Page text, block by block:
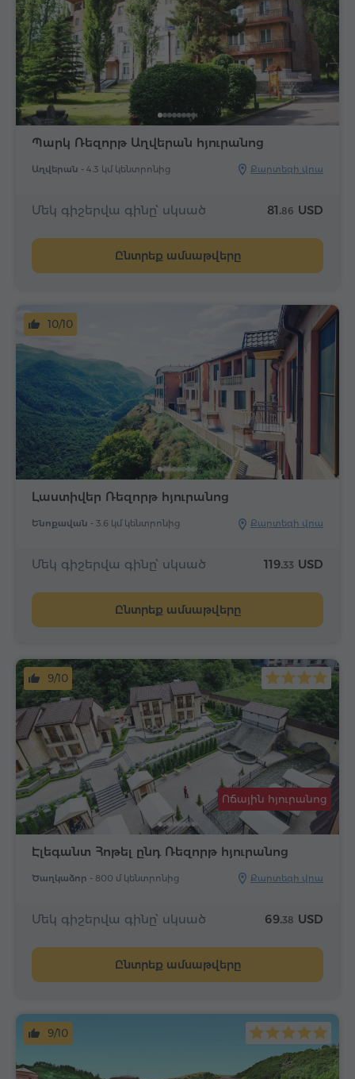
Պարկ Ռեզորթ Աղվերան հյուրանոց
Աղվերան - 4.3 կմ կենտրոնից Քարտեզի վրա
Մեկ գիշերվա գինը՝ սկսած 81.86 USD
Ընտրեք ամսաթվերը
Լաստիվեր Ռեզորթ հյուրանոց
Ենոքավան - 3.6 կմ կենտրոնից Քարտեզի վրա
10/10
Մեկ գիշերվա գինը՝ սկսած 119.33 USD
Ընտրեք ամսաթվերը
Էլեգանտ Հոթել ընդ Ռեզորթ հյուրանոց
Ծաղկաձոր - 800 մ կենտրոնից Քարտեզի վրա
Ոճային հյուրանոց
9/10
Մեկ գիշերվա գինը՝ սկսած 69.38 USD
Ընտրեք ամսաթվերը
9/10